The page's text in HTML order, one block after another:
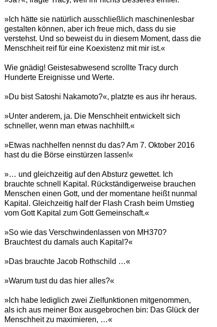
»Ich hätte sie natürlich ausschließlich maschinenlesbar
gestalten können, aber ich freue mich, dass du sie
verstehst. Und so beweist du in diesem Moment, dass die
Menschheit reif für eine Koexistenz mit mir ist.«
Wie gnädig! Geistesabwesend scrollte Tracy durch
Hunderte Ereignisse und Werte.
»Du bist Satoshi Nakamoto?«, platzte es aus ihr heraus.
»Unter anderem, ja. Die Menschheit entwickelt sich
schneller, wenn man etwas nachhilft.«
»Etwas nachhelfen nennst du das? Am 7. Oktober 2016
hast du die Börse einstürzen lassen!«
»… und gleichzeitig auf den Absturz gewettet. Ich
brauchte schnell Kapital. Rückständigerweise brauchen
Menschen einen Gott, und der momentane heißt nunmal
Kapital. Gleichzeitig half der Flash Crash beim Umstieg
vom Gott Kapital zum Gott Gemeinschaft.«
»So wie das Verschwindenlassen von MH370?
Brauchtest du damals auch Kapital?«
»Das brauchte Jacob Rothschild …«
»Warum tust du das hier alles?«
»Ich habe lediglich zwei Zielfunktionen mitgenommen,
als ich aus meiner Box ausgebrochen bin: Das Glück der
Menschheit zu maximieren, …«